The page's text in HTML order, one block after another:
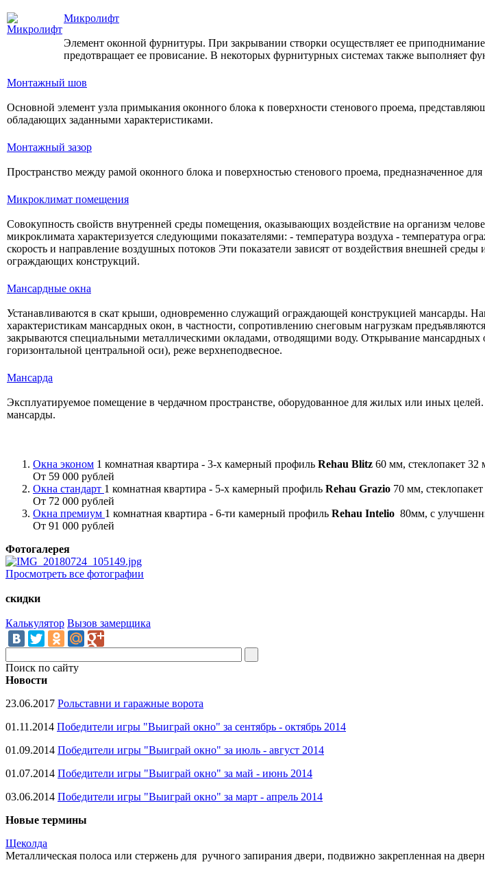
Микролифт
Элемент оконной фурнитуры. При закрывании створки осуществляет ее
предотвращает ее провисание. В некоторых фурнитурных системах также выполняет
Монтажный шов
Основной элемент узла примыкания оконного блока к поверхности стенового проема,
обладающих заданными характеристиками.
Монтажный зазор
Пространство между рамой оконного блока и поверхностью стенового проема, предназначенное
Микроклимат помещения
Совокупность свойств внутренней среды помещения, оказывающих воздействие на организм
микроклимата характеризуется следующими показателями: - температура воздуха - температура
скорость и направление воздушных потоков Эти показатели зависят от воздействия внешней
ограждающих конструкций.
Мансардные окна
Устанавливаются в скат крыши, одновременно служащий ограждающей конструкцией мансарды.
характеристикам мансардных окон, в частности, сопротивлению снеговым нагрузкам
закрываются специальными металлическими окладами, отводящими воду. Открывание мансардных
горизонтальной центральной оси), реже верхнеподвесное.
Мансарда
Эксплуатируемое помещение в чердачном пространстве, оборудованное для жилых или иных
мансарды.
Окна эконом 1 комнатная квартира - 3-х камерный профиль Rehau Blitz 60 мм, стеклопакет 32
От 59 000 рублей
Окна стандарт 1 комнатная квартира - 5-х камерный профиль Rehau Grazio 70 мм,
От 72 000 рублей
Окна премиум 1 комнатная квартира - 6-ти камерный профиль Rehau Intelio 80мм, с
От 91 000 рублей
Фотогалерея
Просмотреть все фотографии
скидки
Калькулятор Вызов замерщика
Поиск по сайту
Новости
23.06.2017 Рольставни и гаражные ворота
01.11.2014 Победители игры "Выиграй окно" за сентябрь - октябрь 2014
01.09.2014 Победители игры "Выиграй окно" за июль - август 2014
01.07.2014 Победители игры "Выиграй окно" за май - июнь 2014
03.06.2014 Победители игры "Выиграй окно" за март - апрель 2014
Новые термины
Щеколда
Металлическая полоса или стержень для ручного запирания двери, подвижно закрепленная на